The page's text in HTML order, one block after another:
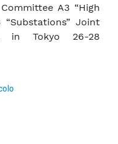
A3 “High
“Substations” Joint
in Tokyo 26-28